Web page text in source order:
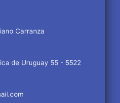
Carranza
de Uruguay 55 - 5522